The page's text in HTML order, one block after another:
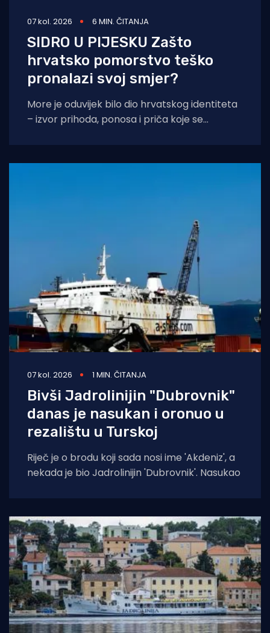
07 kol. 2026 6 MIN. ČITANJA
SIDRO U PIJESKU Zašto
hrvatsko pomorstvo teško
pronalazi svoj smjer?
More je oduvijek bilo dio hrvatskog identiteta
– izvor prihoda, ponosa i priča koje se
07 kol. 2026 1 MIN. ČITANJA
Bivši Jadrolinijin "Dubrovnik"
danas je nasukan i oronuo u
rezalištu u Turskoj
Riječ je o brodu koji sada nosi ime 'Akdeniz', a
nekada je bio Jadrolinijin 'Dubrovnik'. Nasukao